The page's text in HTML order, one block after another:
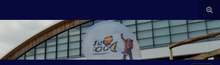
Search for: